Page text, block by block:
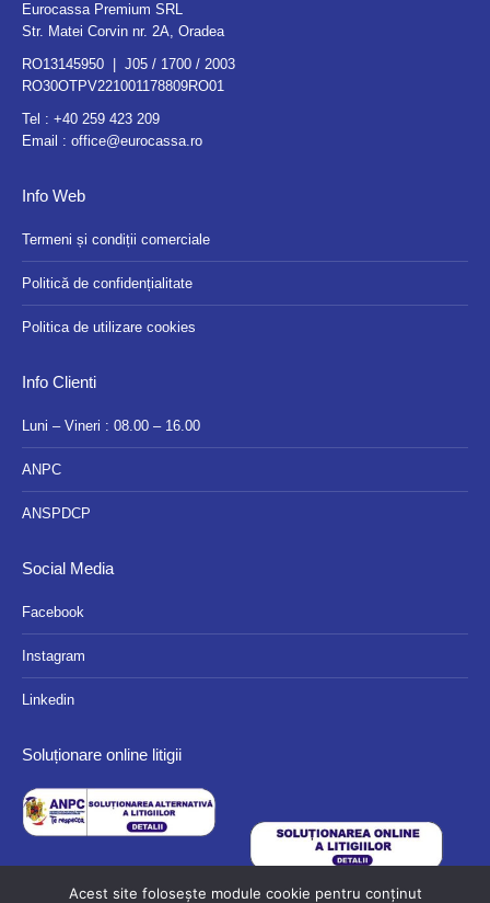
Eurocassa Premium SRL
Str. Matei Corvin nr. 2A, Oradea
RO13145950 | J05 / 1700 / 2003
RO30OTPV221001178809RO01
Tel : +40 259 423 209
Email : office@eurocassa.ro
Info Web
Termeni și condiții comerciale
Politică de confidențialitate
Politica de utilizare cookies
Info Clienti
Luni – Vineri : 08.00 – 16.00
ANPC
ANSPDCP
Social Media
Facebook
Instagram
Linkedin
Soluționare online litigii
Acest site folosește module cookie pentru conținut